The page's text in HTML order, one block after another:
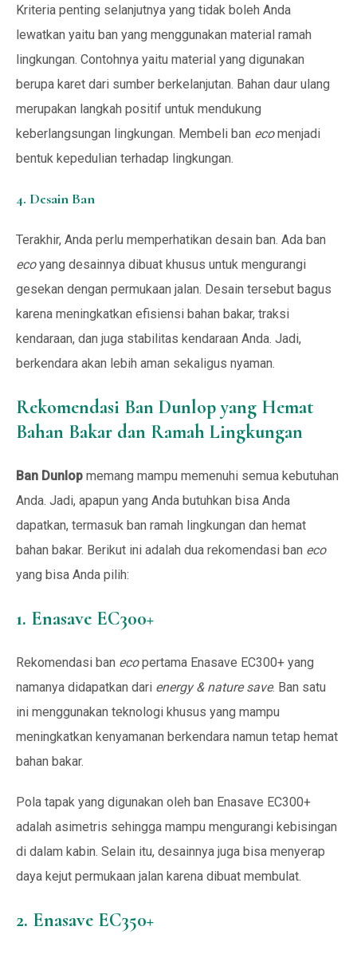
Kriteria penting selanjutnya yang tidak boleh Anda
lewatkan yaitu ban yang menggunakan material ramah
lingkungan. Contohnya yaitu material yang digunakan
berupa karet dari sumber berkelanjutan. Bahan daur ulang
merupakan langkah positif untuk mendukung
keberlangsungan lingkungan. Membeli ban ecomenjadi
bentuk kepedulian terhadap lingkungan.
4. Desain Ban
Terakhir, Anda perlu memperhatikan desain ban. Ada ban
ecoyang desainnya dibuat khusus untuk mengurangi
gesekan dengan permukaan jalan. Desain tersebut bagus
karena meningkatkan efisiensi bahan bakar, traksi
kendaraan, dan juga stabilitas kendaraan Anda. Jadi,
berkendara akan lebih aman sekaligus nyaman.
Rekomendasi Ban Dunlop yang Hemat
Bahan Bakar dan Ramah Lingkungan
Ban Dunlop memang mampu memenuhi semua kebutuhan
Anda. Jadi, apapun yang Anda butuhkan bisa Anda
dapatkan, termasuk ban ramah lingkungan dan hemat
bahan bakar. Berikut ini adalah dua rekomendasi ban eco
yang bisa Anda pilih:
1. Enasave EC300+
Rekomendasi ban ecopertama Enasave EC300+ yang
namanya didapatkan dari energy & nature save. Ban satu
ini menggunakan teknologi khusus yang mampu
meningkatkan kenyamanan berkendara namun tetap hemat
bahan bakar.
Pola tapak yang digunakan oleh ban Enasave EC300+
adalah asimetris sehingga mampu mengurangi kebisingan
di dalam kabin. Selain itu, desainnya juga bisa menyerap
daya kejut permukaan jalan karena dibuat membulat.
2. Enasave EC350+